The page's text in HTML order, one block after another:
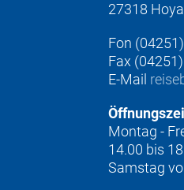
27318 Hoya
Fon
Fax
E-Mail
Montag -
14.00 bis
Samstag